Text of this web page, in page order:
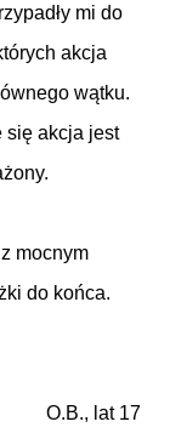
mi do
akcja
wątku.
się akcja jest
mocnym
do końca.
O.B., lat 17